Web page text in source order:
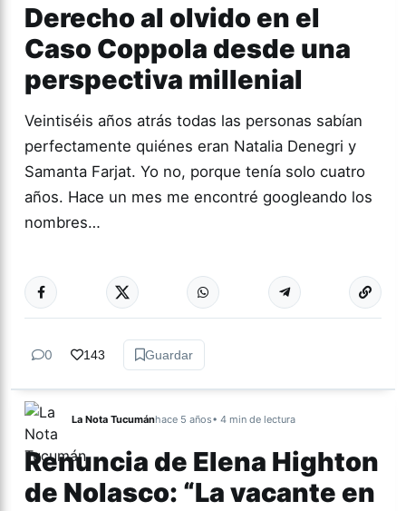
Derecho al olvido en el
Caso Coppola desde una
perspectiva millenial
Veintiséis años atrás todas las personas sabían
perfectamente quiénes eran Natalia Denegri y
Samanta Farjat. Yo no, porque tenía solo cuatro
años. Hace un mes me encontré googleando los
nombres…
ACTUALIDAD Más
0 143 Guardar
La Nota Tucumánhace 5 años• 4 min de lectura
Renuncia de Elena Highton
de Nolasco: “La vacante en